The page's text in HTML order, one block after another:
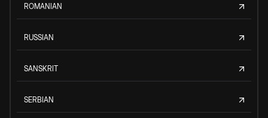
ROMANIAN
RUSSIAN
SANSKRIT
SERBIAN